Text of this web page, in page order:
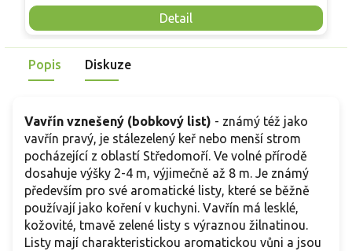
Detail
bobule. V našich podmínkách se pěstuje hlavně v květináči
na slunci až v polostínu, přes zimu vyžaduje světlé
bezmrazé stanoviště přibližně 5–10 °C. V dospělosti v
nádobě obvykle dorůstá kolem 1–1,5 m, pravidelným řezem
zůstává kompaktní.
Popis Diskuze
Vavřín vznešený (bobkový list) - známý též jako
vavřín pravý, je stálezelený keř nebo menší strom
pocházející z oblastí Středomoří. Ve volné přírodě
dosahuje výšky 2-4 m, výjimečně až 8 m. Je známý
především pro své aromatické listy, které se běžně
používají jako koření v kuchyni. Vavřín má lesklé,
kožovité, tmavě zelené listy s výraznou žilnatinou.
Listy mají charakteristickou aromatickou vůni a jsou